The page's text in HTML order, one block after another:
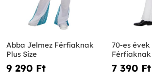
Abba Jelmez Férfiaknak
Plus Size
9 290 Ft‎
70-es
Férfiaknak
7 390 Ft‎